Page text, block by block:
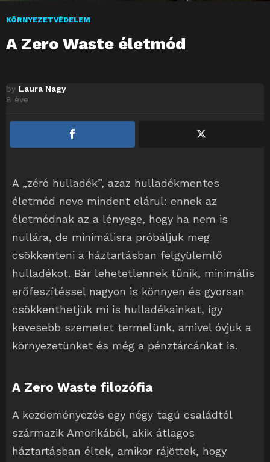
KÖRNYEZETVÉDELEM
A Zero Waste életmód
by Laura Nagy
8 éve
A „zéró hulladék”, azaz hulladékmentes
életmód neve mindent elárul: ennek az
életmódnak az a lényege, hogy ha nem is
nullára, de minimálisra próbáljuk meg
csökkenteni a háztartásban felgyülemlő
hulladékot. Bár lehetetlennek tűnik, minimális
erőfeszítéssel nagyon is könnyen és gyorsan
csökkenthetjük mi is hulladékainkat, így
kevesebb szemetet termelünk, amivel óvjuk a
környezetünket és még a pénztárcánkat is.
A Zero Waste filozófia
A kezdeményezés egy négy tagú családtól
származik Amerikából, akik átlagos
háztartásban éltek, amikor rájöttek, hogy